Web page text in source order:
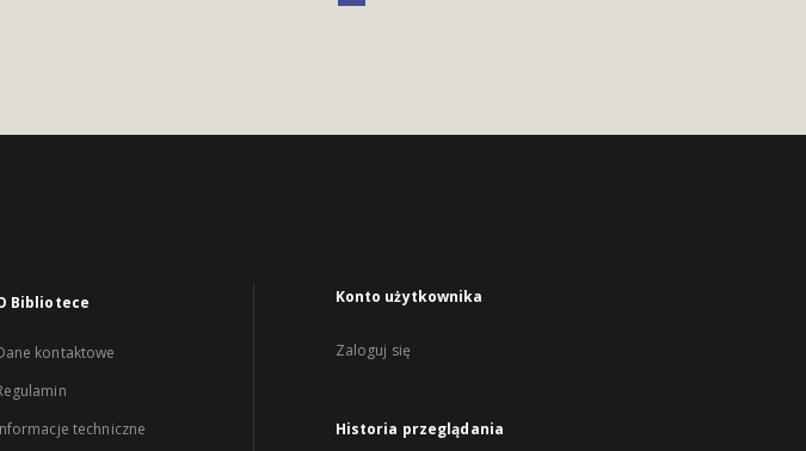
Bibliotece
kontaktowe
techniczne
Konto użytkownika
Zaloguj się
Historia przeglądania